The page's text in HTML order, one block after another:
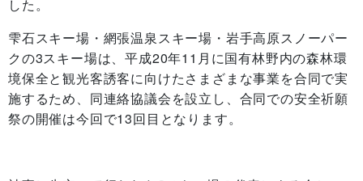
した。
雫石スキー場・網張温泉スキー場・岩手高原スノーパー
クの3スキー場は、平成20年11月に国有林野内の森林環
境保全と観光客誘客に向けたさまざまな事業を合同で実
施するため、同連絡協議会を設立し、合同での安全祈願
祭の開催は今回で13回目となります。